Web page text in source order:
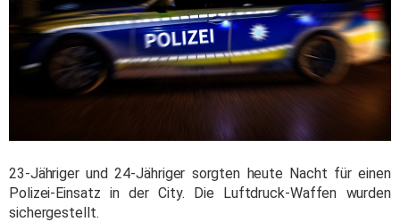
23-Jähriger und 24-Jähriger sorgten heute Nacht für einen
Polizei-Einsatz in der City. Die Luftdruck-Waffen wurden
sichergestellt.